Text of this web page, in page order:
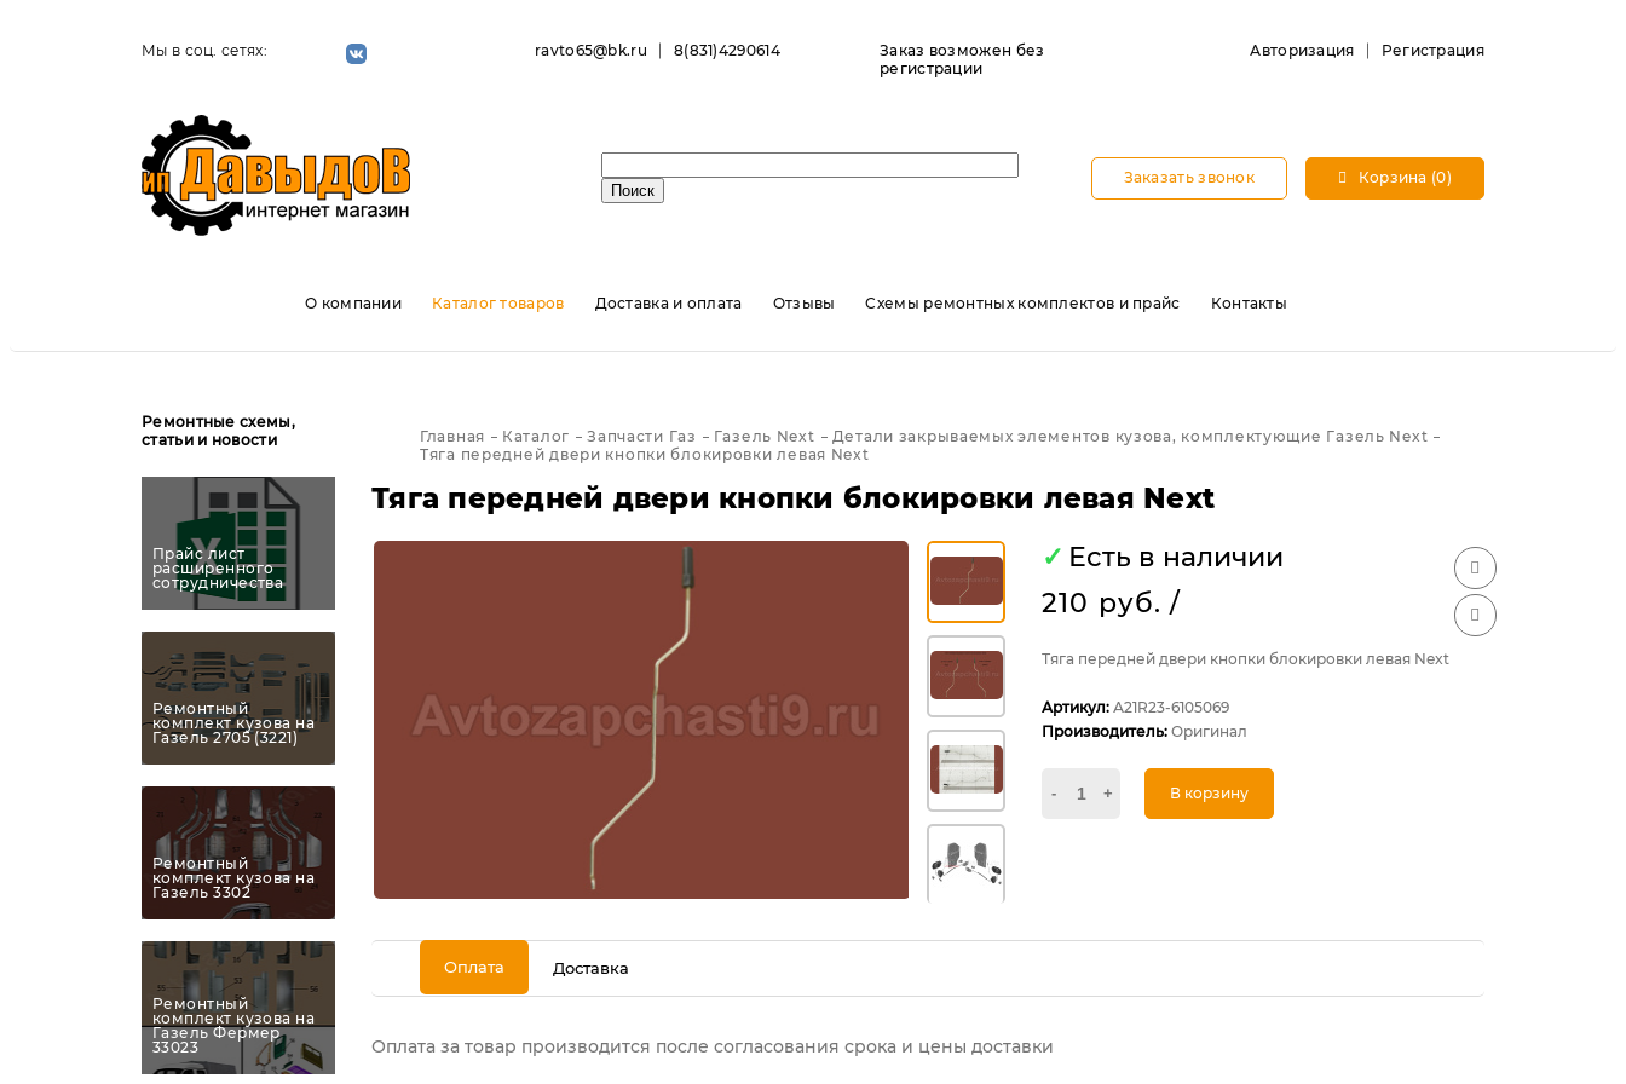
Мы в соц. сетях: ravto65@bk.ru 8(831)4290614
Заказ возможен без
регистрации
Авторизация Регистрация
Заказать звонок Корзина (0)
О компании Каталог товаров Доставка и оплата Отзывы Схемы ремонтных комплектов и прайс Контакты
Ремонтные схемы,
статьи и новости
Прайс лист
расширенного
сотрудничества
Ремонтный
комплект кузова на
Газель 2705 (3221)
Ремонтный
комплект кузова на
Газель 3302
Ремонтный
комплект кузова на
Газель Фермер
33023
Главная Каталог Запчасти Газ Газель Next
Детали закрываемых элементов кузова, комплектующие Газель Next
Тяга передней двери кнопки блокировки левая Next
Тяга передней двери кнопки блокировки левая Next
✓ Есть в наличии
210 руб. /
Тяга передней двери кнопки блокировки левая Next
Артикул:А21R23-6105069
Производитель:Оригинал
- + В корзину
Оплата Доставка
Оплата за товар производится после согласования срока и цены доставки